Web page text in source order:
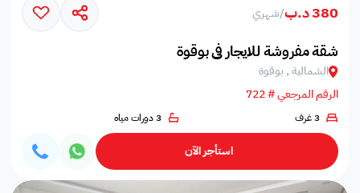
380 د.ب /شهري
شقة مفروشة للايجار في بوقوة
الشمالية , بوقوة
الرقم المرجعي # 722
3 غرف 3 دورات مياه
استأجر الآن